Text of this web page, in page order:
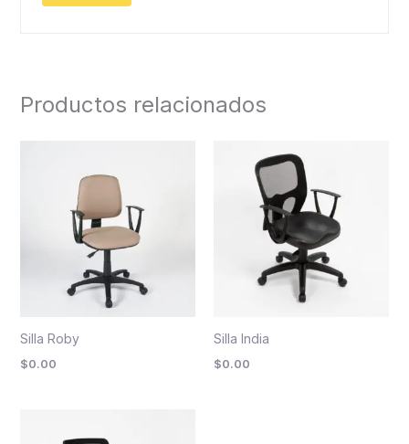
Productos relacionados
Silla Roby
$0.00
Silla India
$0.00